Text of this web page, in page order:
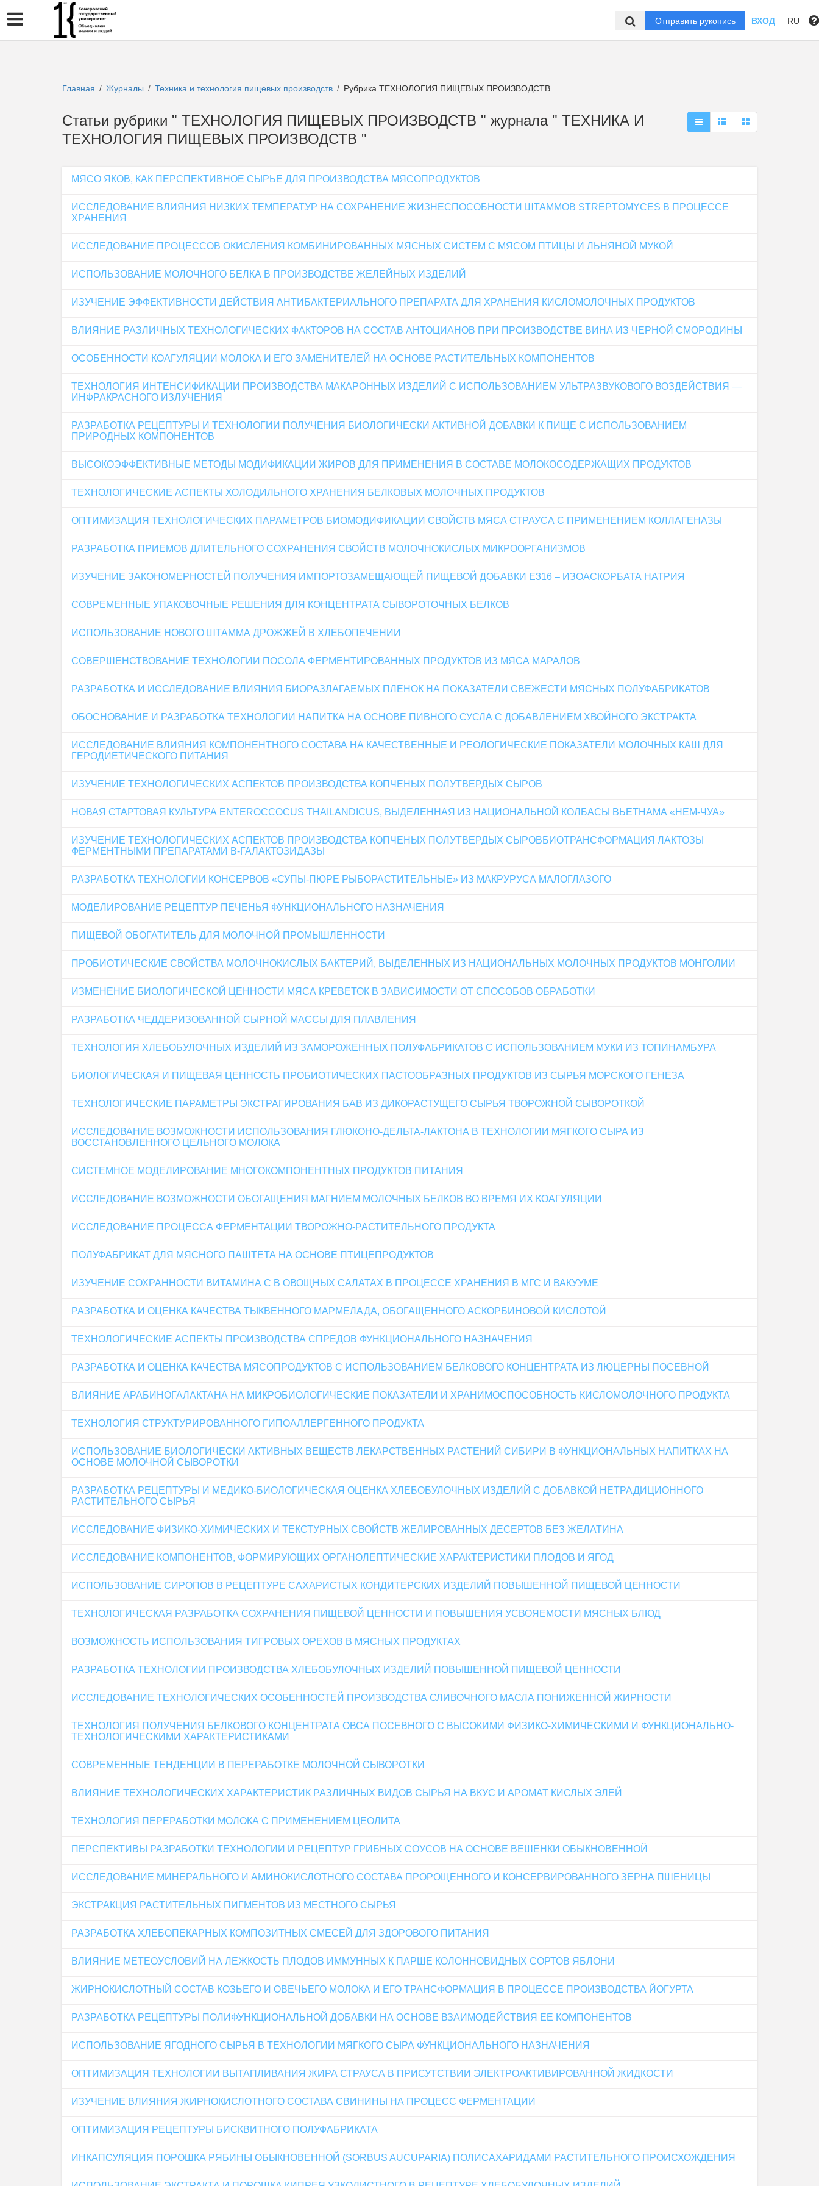
Отправить рукопись ВХОД RU
Главная / Журналы / Техника и технология пищевых производств / Рубрика ТЕХНОЛОГИЯ ПИЩЕВЫХ ПРОИЗВОДСТВ
Статьи рубрики " ТЕХНОЛОГИЯ ПИЩЕВЫХ ПРОИЗВОДСТВ " журнала " ТЕХНИКА И
ТЕХНОЛОГИЯ ПИЩЕВЫХ ПРОИЗВОДСТВ "
МЯСО ЯКОВ, КАК ПЕРСПЕКТИВНОЕ СЫРЬЕ ДЛЯ ПРОИЗВОДСТВА МЯСОПРОДУКТОВ
ИССЛЕДОВАНИЕ ВЛИЯНИЯ НИЗКИХ ТЕМПЕРАТУР НА СОХРАНЕНИЕ ЖИЗНЕСПОСОБНОСТИ ШТАММОВ STREPTOMYCES В ПРОЦЕССЕ
ХРАНЕНИЯ
ИССЛЕДОВАНИЕ ПРОЦЕССОВ ОКИСЛЕНИЯ КОМБИНИРОВАННЫХ МЯСНЫХ СИСТЕМ С МЯСОМ ПТИЦЫ И ЛЬНЯНОЙ МУКОЙ
ИСПОЛЬЗОВАНИЕ МОЛОЧНОГО БЕЛКА В ПРОИЗВОДСТВЕ ЖЕЛЕЙНЫХ ИЗДЕЛИЙ
ИЗУЧЕНИЕ ЭФФЕКТИВНОСТИ ДЕЙСТВИЯ АНТИБАКТЕРИАЛЬНОГО ПРЕПАРАТА ДЛЯ ХРАНЕНИЯ КИСЛОМОЛОЧНЫХ ПРОДУКТОВ
ВЛИЯНИЕ РАЗЛИЧНЫХ ТЕХНОЛОГИЧЕСКИХ ФАКТОРОВ НА СОСТАВ АНТОЦИАНОВ ПРИ ПРОИЗВОДСТВЕ ВИНА ИЗ ЧЕРНОЙ СМОРОДИНЫ
ОСОБЕННОСТИ КОАГУЛЯЦИИ МОЛОКА И ЕГО ЗАМЕНИТЕЛЕЙ НА ОСНОВЕ РАСТИТЕЛЬНЫХ КОМПОНЕНТОВ
ТЕХНОЛОГИЯ ИНТЕНСИФИКАЦИИ ПРОИЗВОДСТВА МАКАРОННЫХ ИЗДЕЛИЙ С ИСПОЛЬЗОВАНИЕМ УЛЬТРАЗВУКОВОГО ВОЗДЕЙСТВИЯ —
ИНФРАКРАСНОГО ИЗЛУЧЕНИЯ
РАЗРАБОТКА РЕЦЕПТУРЫ И ТЕХНОЛОГИИ ПОЛУЧЕНИЯ БИОЛОГИЧЕСКИ АКТИВНОЙ ДОБАВКИ К ПИЩЕ С ИСПОЛЬЗОВАНИЕМ
ПРИРОДНЫХ КОМПОНЕНТОВ
ВЫСОКОЭФФЕКТИВНЫЕ МЕТОДЫ МОДИФИКАЦИИ ЖИРОВ ДЛЯ ПРИМЕНЕНИЯ В СОСТАВЕ МОЛОКОСОДЕРЖАЩИХ ПРОДУКТОВ
ТЕХНОЛОГИЧЕСКИЕ АСПЕКТЫ ХОЛОДИЛЬНОГО ХРАНЕНИЯ БЕЛКОВЫХ МОЛОЧНЫХ ПРОДУКТОВ
ОПТИМИЗАЦИЯ ТЕХНОЛОГИЧЕСКИХ ПАРАМЕТРОВ БИОМОДИФИКАЦИИ СВОЙСТВ МЯСА СТРАУСА С ПРИМЕНЕНИЕМ КОЛЛАГЕНАЗЫ
РАЗРАБОТКА ПРИЕМОВ ДЛИТЕЛЬНОГО СОХРАНЕНИЯ СВОЙСТВ МОЛОЧНОКИСЛЫХ МИКРООРГАНИЗМОВ
ИЗУЧЕНИЕ ЗАКОНОМЕРНОСТЕЙ ПОЛУЧЕНИЯ ИМПОРТОЗАМЕЩАЮЩЕЙ ПИЩЕВОЙ ДОБАВКИ Е316 – ИЗОАСКОРБАТА НАТРИЯ
СОВРЕМЕННЫЕ УПАКОВОЧНЫЕ РЕШЕНИЯ ДЛЯ КОНЦЕНТРАТА СЫВОРОТОЧНЫХ БЕЛКОВ
ИСПОЛЬЗОВАНИЕ НОВОГО ШТАММА ДРОЖЖЕЙ В ХЛЕБОПЕЧЕНИИ
СОВЕРШЕНСТВОВАНИЕ ТЕХНОЛОГИИ ПОСОЛА ФЕРМЕНТИРОВАННЫХ ПРОДУКТОВ ИЗ МЯСА МАРАЛОВ
РАЗРАБОТКА И ИССЛЕДОВАНИЕ ВЛИЯНИЯ БИОРАЗЛАГАЕМЫХ ПЛЕНОК НА ПОКАЗАТЕЛИ СВЕЖЕСТИ МЯСНЫХ ПОЛУФАБРИКАТОВ
ОБОСНОВАНИЕ И РАЗРАБОТКА ТЕХНОЛОГИИ НАПИТКА НА ОСНОВЕ ПИВНОГО СУСЛА С ДОБАВЛЕНИЕМ ХВОЙНОГО ЭКСТРАКТА
ИССЛЕДОВАНИЕ ВЛИЯНИЯ КОМПОНЕНТНОГО СОСТАВА НА КАЧЕСТВЕННЫЕ И РЕОЛОГИЧЕСКИЕ ПОКАЗАТЕЛИ МОЛОЧНЫХ КАШ ДЛЯ
ГЕРОДИЕТИЧЕСКОГО ПИТАНИЯ
ИЗУЧЕНИЕ ТЕХНОЛОГИЧЕСКИХ АСПЕКТОВ ПРОИЗВОДСТВА КОПЧЕНЫХ ПОЛУТВЕРДЫХ СЫРОВ
НОВАЯ СТАРТОВАЯ КУЛЬТУРА ENTEROCCOCUS THAILANDICUS, ВЫДЕЛЕННАЯ ИЗ НАЦИОНАЛЬНОЙ КОЛБАСЫ ВЬЕТНАМА «НЕМ-ЧУА»
ИЗУЧЕНИЕ ТЕХНОЛОГИЧЕСКИХ АСПЕКТОВ ПРОИЗВОДСТВА КОПЧЕНЫХ ПОЛУТВЕРДЫХ СЫРОВБИОТРАНСФОРМАЦИЯ ЛАКТОЗЫ
ФЕРМЕНТНЫМИ ПРЕПАРАТАМИ Β-ГАЛАКТОЗИДАЗЫ
РАЗРАБОТКА ТЕХНОЛОГИИ КОНСЕРВОВ «СУПЫ-ПЮРЕ РЫБОРАСТИТЕЛЬНЫЕ» ИЗ МАКРУРУСА МАЛОГЛАЗОГО
МОДЕЛИРОВАНИЕ РЕЦЕПТУР ПЕЧЕНЬЯ ФУНКЦИОНАЛЬНОГО НАЗНАЧЕНИЯ
ПИЩЕВОЙ ОБОГАТИТЕЛЬ ДЛЯ МОЛОЧНОЙ ПРОМЫШЛЕННОСТИ
ПРОБИОТИЧЕСКИЕ СВОЙСТВА МОЛОЧНОКИСЛЫХ БАКТЕРИЙ, ВЫДЕЛЕННЫХ ИЗ НАЦИОНАЛЬНЫХ МОЛОЧНЫХ ПРОДУКТОВ МОНГОЛИИ
ИЗМЕНЕНИЕ БИОЛОГИЧЕСКОЙ ЦЕННОСТИ МЯСА КРЕВЕТОК В ЗАВИСИМОСТИ ОТ СПОСОБОВ ОБРАБОТКИ
РАЗРАБОТКА ЧЕДДЕРИЗОВАННОЙ СЫРНОЙ МАССЫ ДЛЯ ПЛАВЛЕНИЯ
ТЕХНОЛОГИЯ ХЛЕБОБУЛОЧНЫХ ИЗДЕЛИЙ ИЗ ЗАМОРОЖЕННЫХ ПОЛУФАБРИКАТОВ С ИСПОЛЬЗОВАНИЕМ МУКИ ИЗ ТОПИНАМБУРА
БИОЛОГИЧЕСКАЯ И ПИЩЕВАЯ ЦЕННОСТЬ ПРОБИОТИЧЕСКИХ ПАСТООБРАЗНЫХ ПРОДУКТОВ ИЗ СЫРЬЯ МОРСКОГО ГЕНЕЗА
ТЕХНОЛОГИЧЕСКИЕ ПАРАМЕТРЫ ЭКСТРАГИРОВАНИЯ БАВ ИЗ ДИКОРАСТУЩЕГО СЫРЬЯ ТВОРОЖНОЙ СЫВОРОТКОЙ
ИССЛЕДОВАНИЕ ВОЗМОЖНОСТИ ИСПОЛЬЗОВАНИЯ ГЛЮКОНО-ДЕЛЬТА-ЛАКТОНА В ТЕХНОЛОГИИ МЯГКОГО СЫРА ИЗ
ВОССТАНОВЛЕННОГО ЦЕЛЬНОГО МОЛОКА
СИСТЕМНОЕ МОДЕЛИРОВАНИЕ МНОГОКОМПОНЕНТНЫХ ПРОДУКТОВ ПИТАНИЯ
ИССЛЕДОВАНИЕ ВОЗМОЖНОСТИ ОБОГАЩЕНИЯ МАГНИЕМ МОЛОЧНЫХ БЕЛКОВ ВО ВРЕМЯ ИХ КОАГУЛЯЦИИ
ИССЛЕДОВАНИЕ ПРОЦЕССА ФЕРМЕНТАЦИИ ТВОРОЖНО-РАСТИТЕЛЬНОГО ПРОДУКТА
ПОЛУФАБРИКАТ ДЛЯ МЯСНОГО ПАШТЕТА НА ОСНОВЕ ПТИЦЕПРОДУКТОВ
ИЗУЧЕНИЕ СОХРАННОСТИ ВИТАМИНА С В ОВОЩНЫХ САЛАТАХ В ПРОЦЕССЕ ХРАНЕНИЯ В МГС И ВАКУУМЕ
РАЗРАБОТКА И ОЦЕНКА КАЧЕСТВА ТЫКВЕННОГО МАРМЕЛАДА, ОБОГАЩЕННОГО АСКОРБИНОВОЙ КИСЛОТОЙ
ТЕХНОЛОГИЧЕСКИЕ АСПЕКТЫ ПРОИЗВОДСТВА СПРЕДОВ ФУНКЦИОНАЛЬНОГО НАЗНАЧЕНИЯ
РАЗРАБОТКА И ОЦЕНКА КАЧЕСТВА МЯСОПРОДУКТОВ С ИСПОЛЬЗОВАНИЕМ БЕЛКОВОГО КОНЦЕНТРАТА ИЗ ЛЮЦЕРНЫ ПОСЕВНОЙ
ВЛИЯНИЕ АРАБИНОГАЛАКТАНА НА МИКРОБИОЛОГИЧЕСКИЕ ПОКАЗАТЕЛИ И ХРАНИМОСПОСОБНОСТЬ КИСЛОМОЛОЧНОГО ПРОДУКТА
ТЕХНОЛОГИЯ СТРУКТУРИРОВАННОГО ГИПОАЛЛЕРГЕННОГО ПРОДУКТА
ИСПОЛЬЗОВАНИЕ БИОЛОГИЧЕСКИ АКТИВНЫХ ВЕЩЕСТВ ЛЕКАРСТВЕННЫХ РАСТЕНИЙ СИБИРИ В ФУНКЦИОНАЛЬНЫХ НАПИТКАХ НА
ОСНОВЕ МОЛОЧНОЙ СЫВОРОТКИ
РАЗРАБОТКА РЕЦЕПТУРЫ И МЕДИКО-БИОЛОГИЧЕСКАЯ ОЦЕНКА ХЛЕБОБУЛОЧНЫХ ИЗДЕЛИЙ С ДОБАВКОЙ НЕТРАДИЦИОННОГО
РАСТИТЕЛЬНОГО СЫРЬЯ
ИССЛЕДОВАНИЕ ФИЗИКО-ХИМИЧЕСКИХ И ТЕКСТУРНЫХ СВОЙСТВ ЖЕЛИРОВАННЫХ ДЕСЕРТОВ БЕЗ ЖЕЛАТИНА
ИССЛЕДОВАНИЕ КОМПОНЕНТОВ, ФОРМИРУЮЩИХ ОРГАНОЛЕПТИЧЕСКИЕ ХАРАКТЕРИСТИКИ ПЛОДОВ И ЯГОД
ИСПОЛЬЗОВАНИЕ СИРОПОВ В РЕЦЕПТУРЕ САХАРИСТЫХ КОНДИТЕРСКИХ ИЗДЕЛИЙ ПОВЫШЕННОЙ ПИЩЕВОЙ ЦЕННОСТИ
ТЕХНОЛОГИЧЕСКАЯ РАЗРАБОТКА СОХРАНЕНИЯ ПИЩЕВОЙ ЦЕННОСТИ И ПОВЫШЕНИЯ УСВОЯЕМОСТИ МЯСНЫХ БЛЮД
ВОЗМОЖНОСТЬ ИСПОЛЬЗОВАНИЯ ТИГРОВЫХ ОРЕХОВ В МЯСНЫХ ПРОДУКТАХ
РАЗРАБОТКА ТЕХНОЛОГИИ ПРОИЗВОДСТВА ХЛЕБОБУЛОЧНЫХ ИЗДЕЛИЙ ПОВЫШЕННОЙ ПИЩЕВОЙ ЦЕННОСТИ
ИССЛЕДОВАНИЕ ТЕХНОЛОГИЧЕСКИХ ОСОБЕННОСТЕЙ ПРОИЗВОДСТВА СЛИВОЧНОГО МАСЛА ПОНИЖЕННОЙ ЖИРНОСТИ
ТЕХНОЛОГИЯ ПОЛУЧЕНИЯ БЕЛКОВОГО КОНЦЕНТРАТА ОВСА ПОСЕВНОГО С ВЫСОКИМИ ФИЗИКО-ХИМИЧЕСКИМИ И ФУНКЦИОНАЛЬНО-
ТЕХНОЛОГИЧЕСКИМИ ХАРАКТЕРИСТИКАМИ
СОВРЕМЕННЫЕ ТЕНДЕНЦИИ В ПЕРЕРАБОТКЕ МОЛОЧНОЙ СЫВОРОТКИ
ВЛИЯНИЕ ТЕХНОЛОГИЧЕСКИХ ХАРАКТЕРИСТИК РАЗЛИЧНЫХ ВИДОВ СЫРЬЯ НА ВКУС И АРОМАТ КИСЛЫХ ЭЛЕЙ
ТЕХНОЛОГИЯ ПЕРЕРАБОТКИ МОЛОКА С ПРИМЕНЕНИЕМ ЦЕОЛИТА
ПЕРСПЕКТИВЫ РАЗРАБОТКИ ТЕХНОЛОГИИ И РЕЦЕПТУР ГРИБНЫХ СОУСОВ НА ОСНОВЕ ВЕШЕНКИ ОБЫКНОВЕННОЙ
ИССЛЕДОВАНИЕ МИНЕРАЛЬНОГО И АМИНОКИСЛОТНОГО СОСТАВА ПРОРОЩЕННОГО И КОНСЕРВИРОВАННОГО ЗЕРНА ПШЕНИЦЫ
ЭКСТРАКЦИЯ РАСТИТЕЛЬНЫХ ПИГМЕНТОВ ИЗ МЕСТНОГО СЫРЬЯ
РАЗРАБОТКА ХЛЕБОПЕКАРНЫХ КОМПОЗИТНЫХ СМЕСЕЙ ДЛЯ ЗДОРОВОГО ПИТАНИЯ
ВЛИЯНИЕ МЕТЕОУСЛОВИЙ НА ЛЕЖКОСТЬ ПЛОДОВ ИММУННЫХ К ПАРШЕ КОЛОННОВИДНЫХ СОРТОВ ЯБЛОНИ
ЖИРНОКИСЛОТНЫЙ СОСТАВ КОЗЬЕГО И ОВЕЧЬЕГО МОЛОКА И ЕГО ТРАНСФОРМАЦИЯ В ПРОЦЕССЕ ПРОИЗВОДСТВА ЙОГУРТА
РАЗРАБОТКА РЕЦЕПТУРЫ ПОЛИФУНКЦИОНАЛЬНОЙ ДОБАВКИ НА ОСНОВЕ ВЗАИМОДЕЙСТВИЯ ЕЕ КОМПОНЕНТОВ
ИСПОЛЬЗОВАНИЕ ЯГОДНОГО СЫРЬЯ В ТЕХНОЛОГИИ МЯГКОГО СЫРА ФУНКЦИОНАЛЬНОГО НАЗНАЧЕНИЯ
ОПТИМИЗАЦИЯ ТЕХНОЛОГИИ ВЫТАПЛИВАНИЯ ЖИРА СТРАУСА В ПРИСУТСТВИИ ЭЛЕКТРОАКТИВИРОВАННОЙ ЖИДКОСТИ
ИЗУЧЕНИЕ ВЛИЯНИЯ ЖИРНОКИСЛОТНОГО СОСТАВА СВИНИНЫ НА ПРОЦЕСС ФЕРМЕНТАЦИИ
ОПТИМИЗАЦИЯ РЕЦЕПТУРЫ БИСКВИТНОГО ПОЛУФАБРИКАТА
ИНКАПСУЛЯЦИЯ ПОРОШКА РЯБИНЫ ОБЫКНОВЕННОЙ (SORBUS AUCUPARIA) ПОЛИСАХАРИДАМИ РАСТИТЕЛЬНОГО ПРОИСХОЖДЕНИЯ